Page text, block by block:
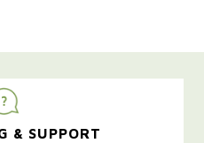
& SUPPORT